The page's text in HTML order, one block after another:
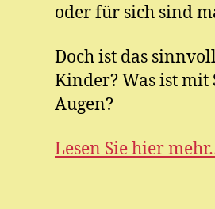
oder für sich sind
Doch ist das
Kinder? Was ist
Augen?
Lesen Sie hier